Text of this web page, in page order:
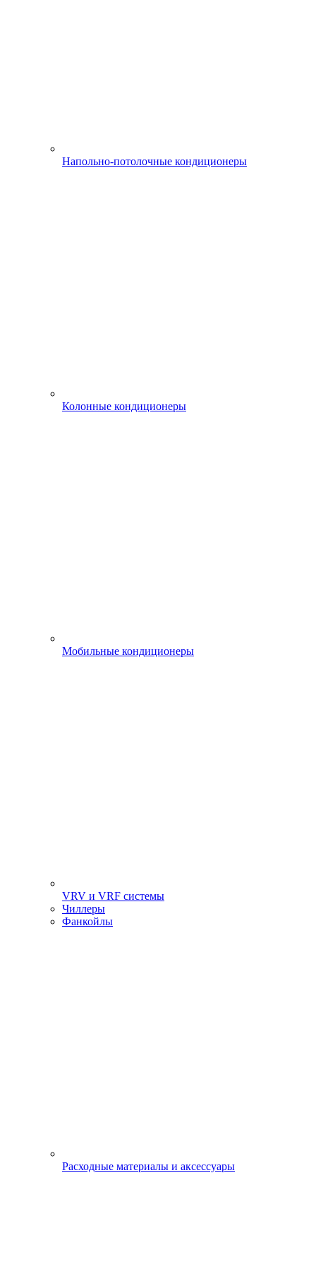
Напольно-потолочные кондиционеры
Колонные кондиционеры
Мобильные кондиционеры
VRV и VRF системы
Чиллеры
Фанкойлы
Расходные материалы и аксессуары